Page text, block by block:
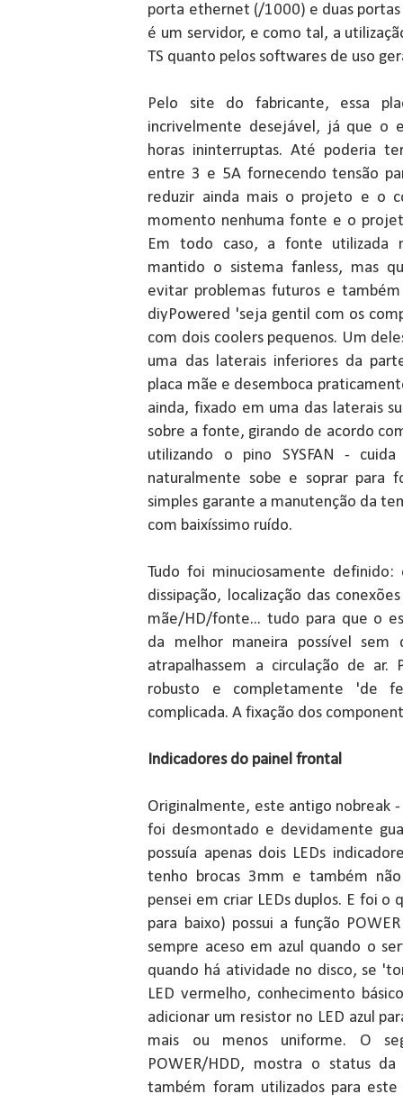
porta ethernet (/1000) e duas
é um servidor, e como tal, a
TS quanto pelos softwares de uso
Pelo site do fabricante, essa
incrivelmente desejável, já que o
horas ininterruptas. Até poderia
entre 3 e 5A fornecendo tensão
reduzir ainda mais o projeto e o
momento nenhuma fonte e o
Em todo caso, a fonte utilizada
mantido o sistema fanless, mas
evitar problemas futuros e
diyPowered 'seja gentil com os
com dois coolers pequenos. Um
uma das laterais inferiores da
placa mãe e desemboca
ainda, fixado em uma das laterais
sobre a fonte, girando de acordo
utilizando o pino SYSFAN -
naturalmente sobe e soprar para
simples garante a manutenção da
com baixíssimo ruído.
Tudo foi minuciosamente definido:
dissipação, localização das
mãe/HD/fonte... tudo para que o
da melhor maneira possível sem
atrapalhassem a circulação de
robusto e completamente 'de
complicada. A fixação dos
Indicadores do painel frontal
Originalmente, este antigo nobreak
foi desmontado e devidamente
possuía apenas dois LEDs
tenho brocas 3mm e também
pensei em criar LEDs duplos. E foi o
para baixo) possui a função
sempre aceso em azul quando o
quando há atividade no disco, se
LED vermelho, conhecimento
adicionar um resistor no LED azul
mais ou menos uniforme. O
POWER/HDD, mostra o status
também foram utilizados para